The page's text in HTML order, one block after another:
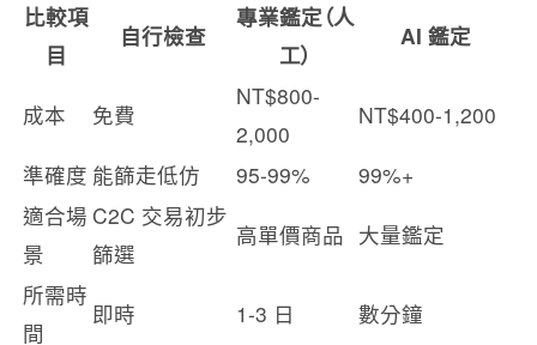
比較項
目
自行檢查
專業鑑定（人
工）
AI 鑑定
成本 免費
NT$800-
2,000
NT$400-1,200
準確度 能篩走低仿 95-99%
99%+
適合場
景
C2C 交易初步
篩選
高單價商品 大量鑑定
所需時
間
即時 1-3 日 數分鐘